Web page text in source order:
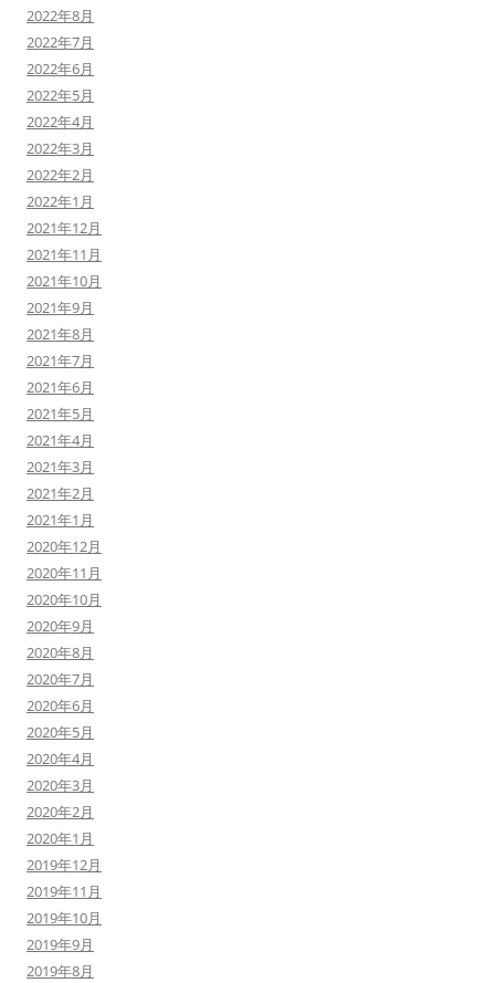
2022年8月
2022年7月
2022年6月
2022年5月
2022年4月
2022年3月
2022年2月
2022年1月
2021年12月
2021年11月
2021年10月
2021年9月
2021年8月
2021年7月
2021年6月
2021年5月
2021年4月
2021年3月
2021年2月
2021年1月
2020年12月
2020年11月
2020年10月
2020年9月
2020年8月
2020年7月
2020年6月
2020年5月
2020年4月
2020年3月
2020年2月
2020年1月
2019年12月
2019年11月
2019年10月
2019年9月
2019年8月